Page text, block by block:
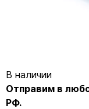
В наличии
Отправим в
РФ.